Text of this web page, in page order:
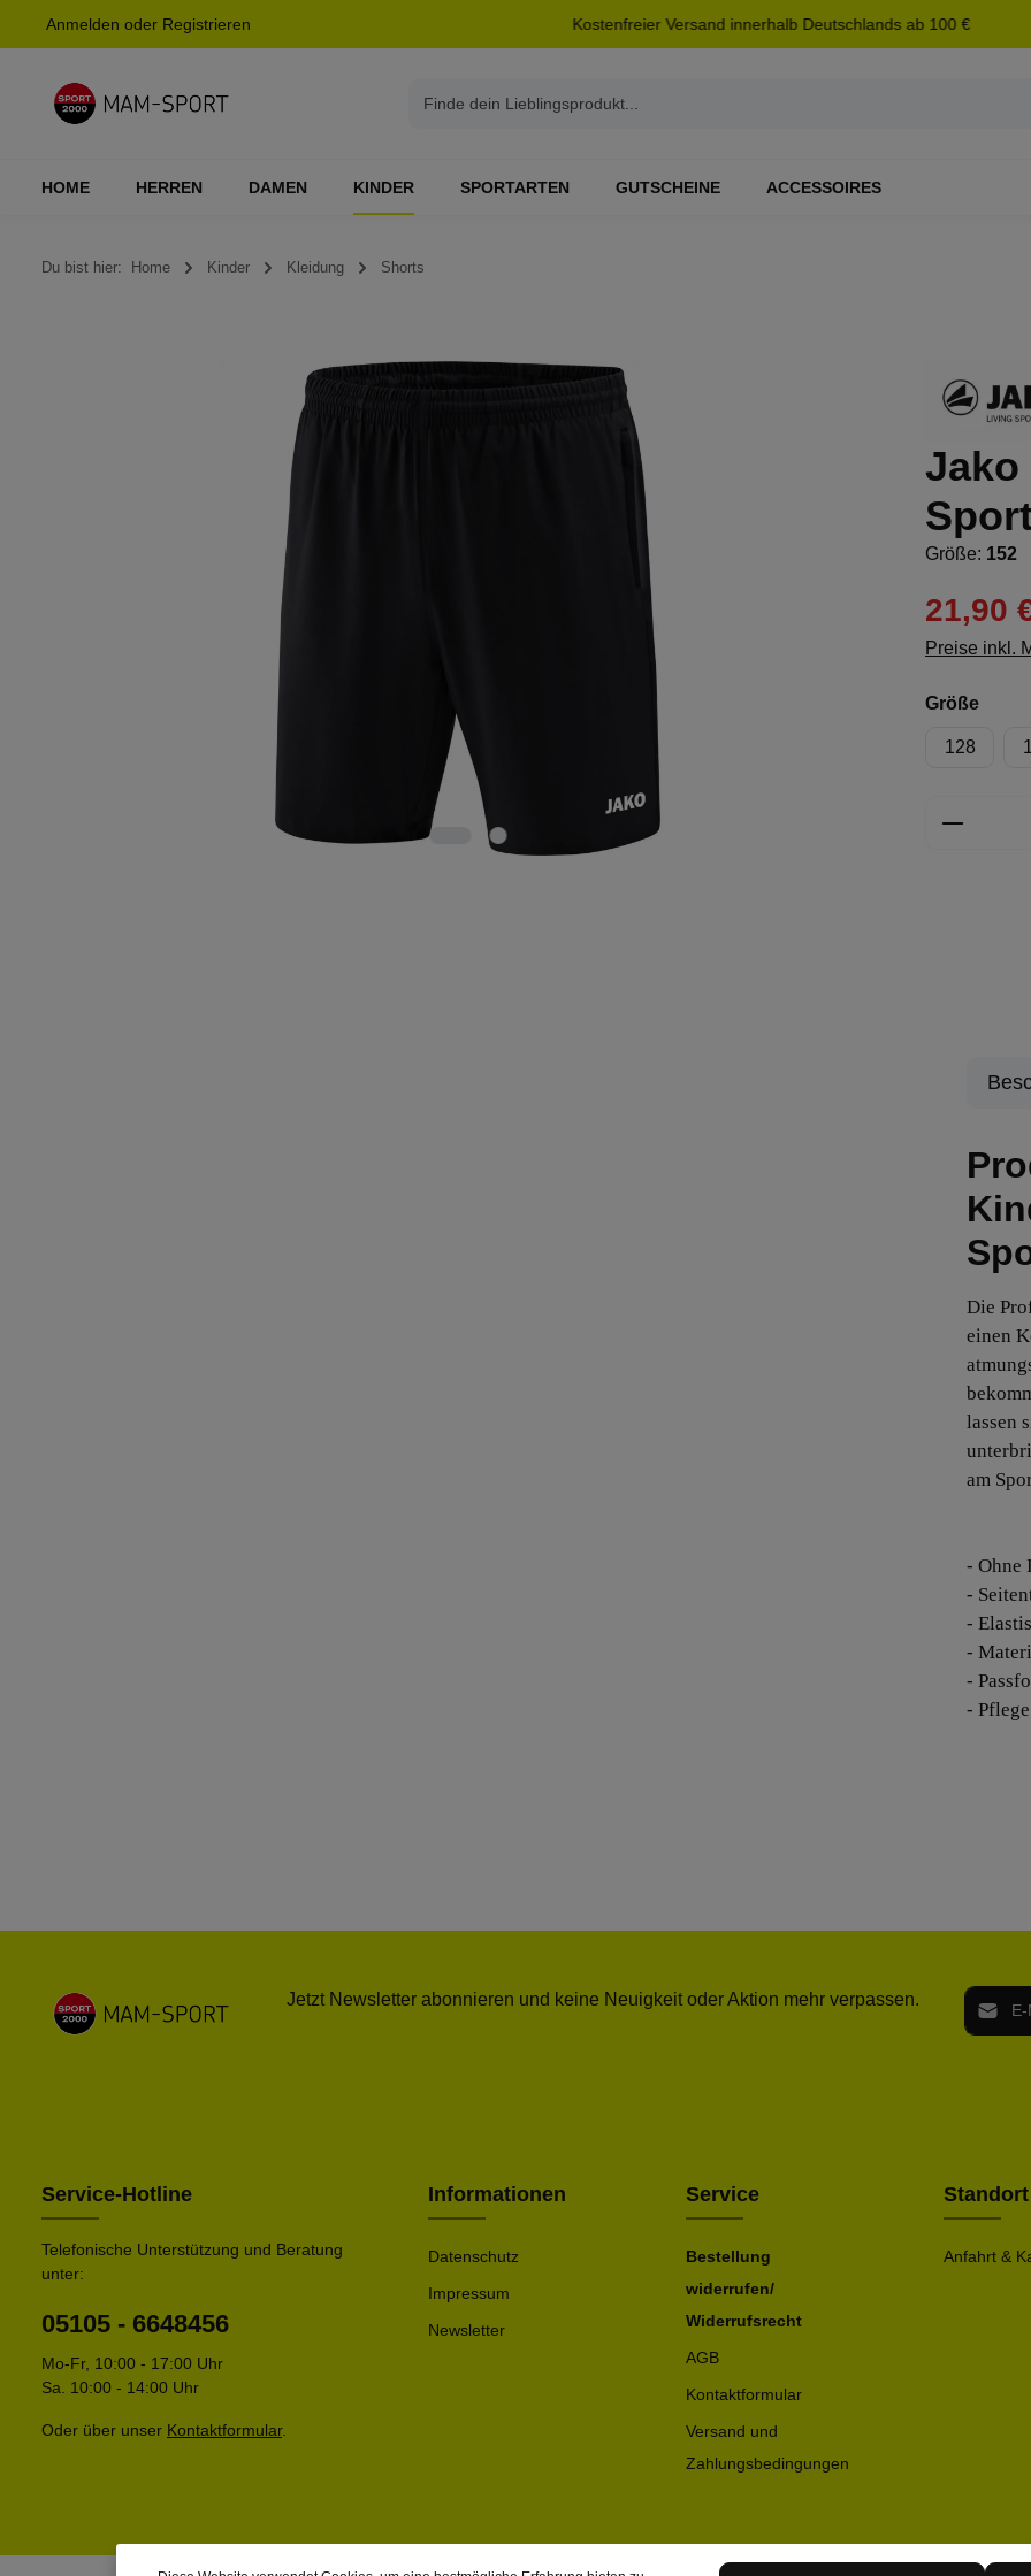
Zur Hauptnavigation springen
Anmelden oder Registrieren Kostenfreier Versand innerhalb Deutschlands ab 100 €
HOME HERREN DAMEN KINDER SPORTARTEN GUTSCHEINE ACCESSOIRES
Du bist hier: Home Kinder Kleidung Shorts
Jako
Größe: 152
21,90
Preise inkl.
Größe
128
Die
einen
lassen
am
- Ohne
-
-
-
-
-
Jetzt Newsletter abonnieren und keine Neuigkeit oder Aktion mehr verpassen. E-Mail-
Service-Hotline
Telefonische Unterstützung und Beratung
unter:
05105 - 6648456
Mo-Fr, 10:00 - 17:00 Uhr
Sa. 10:00 - 14:00 Uhr
Oder über unser Kontaktformular.
Informationen
Datenschutz
Impressum
Newsletter
Service
Bestellung
widerrufen/
Widerrufsrecht
AGB
Kontaktformular
Versand und
Zahlungsbedingungen
Standort
Anfahrt &